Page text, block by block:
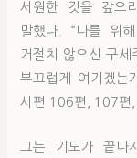
서원한 것을 갚으
말했다. “나를 위
거절치 않으신 구
부끄럽게 여기겠는
시편 106편, 107편,
그는 기도가 끝나